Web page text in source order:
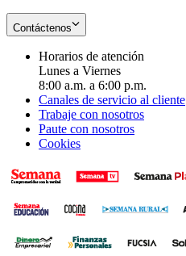
Contáctenos
Horarios de atención
Lunes a Viernes
8:00 a.m. a 6:00 p.m.
Canales de servicio al cliente
Trabaje con nosotros
Paute con nosotros
Cookies